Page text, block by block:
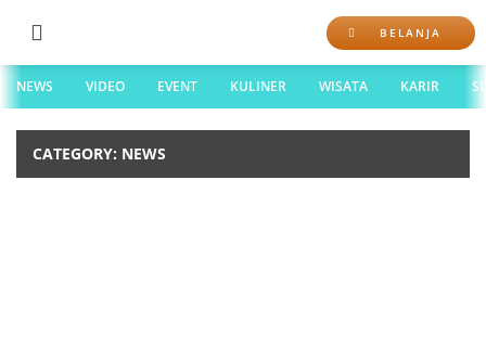
BELANJA
NEWS VIDEO EVENT KULINER WISATA KARIR
CATEGORY: NEWS